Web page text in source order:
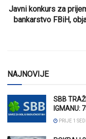
Javni konkurs za
bankarstvo FBiH,
NAJNOVIJE
SBB
IGMANU:
PRIJE 1